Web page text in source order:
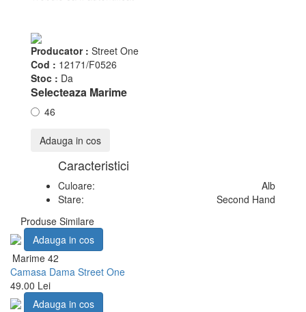
Producator : Street One
Cod : 12171/F0526
Stoc : Da
Selecteaza Marime
46
Adauga in cos
Caracteristici
Culoare:
Alb
Stare:
Second Hand
Produse Similare
Adauga in cos
Marime 42
Camasa Dama Street One
49.00 Lei
Adauga in cos